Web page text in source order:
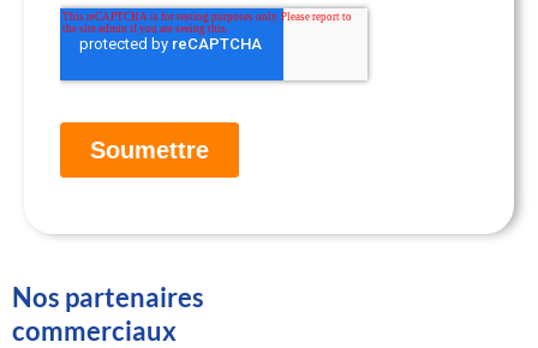
Nos partenaires
commerciaux